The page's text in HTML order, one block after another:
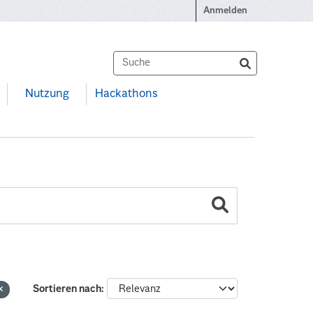
Anmelden
Nutzung Hackathons
Sortieren nach